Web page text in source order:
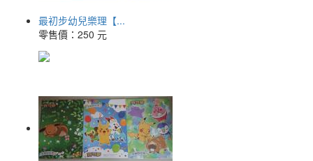
最初步幼兒樂理【...
零售價： 250 元